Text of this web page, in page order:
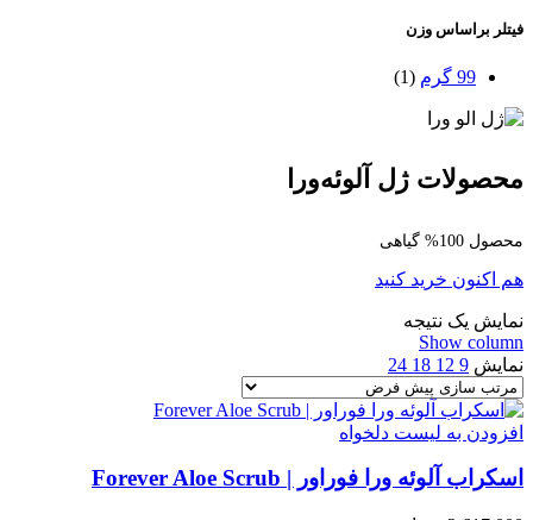
فیتلر براساس وزن
99 گرم (1)
محصولات ژل آلوئه‌ورا
محصول 100% گیاهی
هم اکنون خرید کنید
نمایش یک نتیجه
Show column
نمایش 9
12
18
24
افزودن به لیست دلخواه
اسکراب آلوئه ورا فوراور | Forever Aloe Scrub